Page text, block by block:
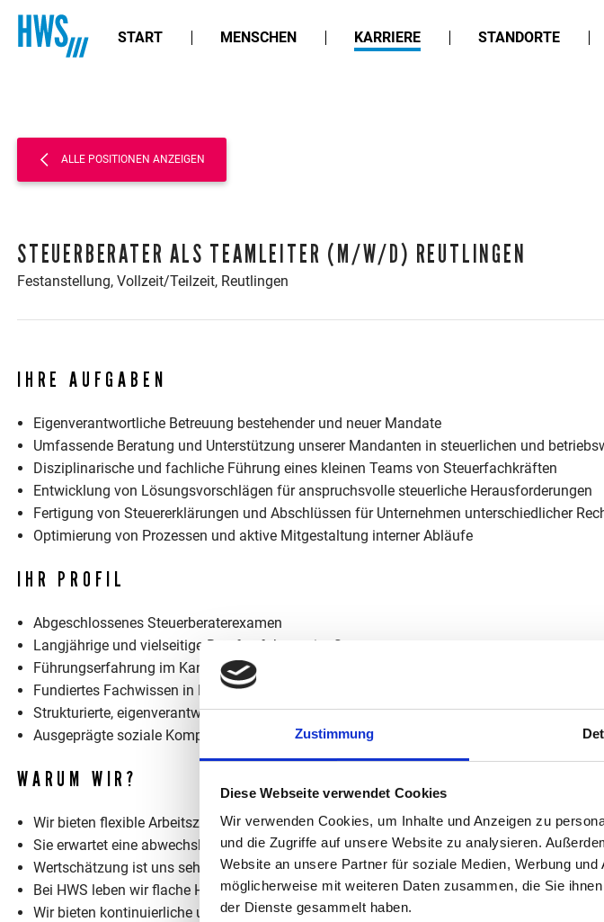
Zustimmung
Diese Webseite verwendet Cookies
Wir verwenden Cookies, um Inhalte und Anzeigen zu
und die Zugriffe auf unsere Website zu analysieren.
Website an unsere Partner für soziale Medien, Werbung
möglicherweise mit weiteren Daten zusammen, die Sie
der Dienste gesammelt haben.
START MENSCHEN KARRIERE STANDORTE
ALLE POSITIONEN ANZEIGEN
STEUERBERATER ALS TEAMLEITER (M/W/D) REUTLINGEN
Festanstellung, Vollzeit/Teilzeit, Reutlingen
IHRE AUFGABEN
Eigenverantwortliche Betreuung bestehender und neuer Mandate
Umfassende Beratung und Unterstützung unserer Mandanten in steuerlichen und
Disziplinarische und fachliche Führung eines kleinen Teams von Steuerfachkräften
Entwicklung von Lösungsvorschlägen für anspruchsvolle steuerliche Herausforderungen
Fertigung von Steuererklärungen und Abschlüssen für Unternehmen unterschiedlicher
Optimierung von Prozessen und aktive Mitgestaltung interner Abläufe
IHR PROFIL
Abgeschlossenes Steuerberaterexamen
Langjährige und vielseitige Berufserfahrung im Steuerwesen
Führungserfahrung im Kanzleiumfeld wünschenswert
Fundiertes Fachwissen in DATEV-Anwendungen
Strukturierte, eigenverantwortliche Arbeitsweise und unternehmerisches Denken
Ausgeprägte soziale Kompetenzen, darunter Freundlichkeit, Engagement,
WARUM WIR?
Wir bieten flexible Arbeitszeitmodelle und Homeoffice, wodurch eine individuelle
Sie erwartet eine abwechslungsreiche und herausfordernde Tätigkeit, in der Sie über sich
Wertschätzung ist uns sehr wichtig, weshalb erfolgreiche Arbeit durch leistungsbezogene
Bei HWS leben wir flache Hierarchien, in denen Sie Ihren Arbeitsalltag aktiv mitgestalten
Wir bieten kontinuierliche und individuelle Fort- und Weiterbildungsmaßnahmen, um Ihre